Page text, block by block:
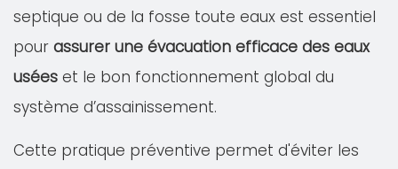
septique ou de la fosse toute eaux est essentiel
pour assurer une évacuation efficace des eaux
usées et le bon fonctionnement global du
système d’assainissement.
Cette pratique préventive permet d'éviter les